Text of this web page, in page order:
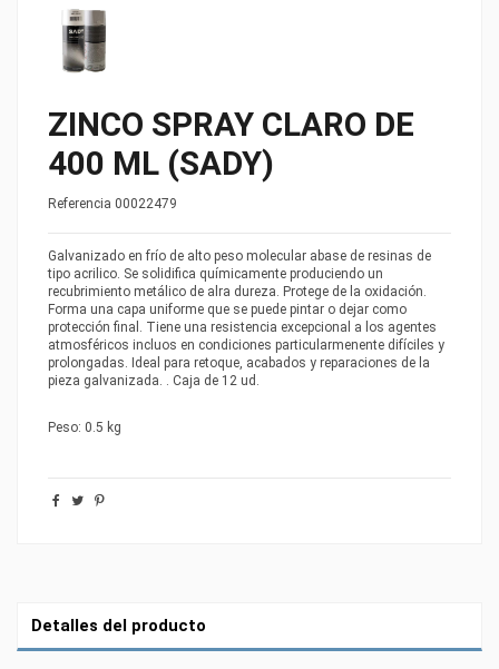
ZINCO SPRAY CLARO DE
400 ML (SADY)
Referencia 00022479
Galvanizado en frío de alto peso molecular abase de resinas de
tipo acrilico. Se solidifica químicamente produciendo un
recubrimiento metálico de alra dureza. Protege de la oxidación.
Forma una capa uniforme que se puede pintar o dejar como
protección final. Tiene una resistencia excepcional a los agentes
atmosféricos incluos en condiciones particularmenente difíciles y
prolongadas. Ideal para retoque, acabados y reparaciones de la
pieza galvanizada. . Caja de 12 ud.
Peso: 0.5 kg
Detalles del producto